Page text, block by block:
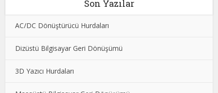
Son Yazılar
AC/DC Dönüştürücü Hurdaları
Dizüstü Bilgisayar Geri Dönüşümü
3D Yazıcı Hurdaları